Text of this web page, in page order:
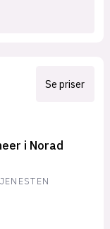
Se priser
i Norad